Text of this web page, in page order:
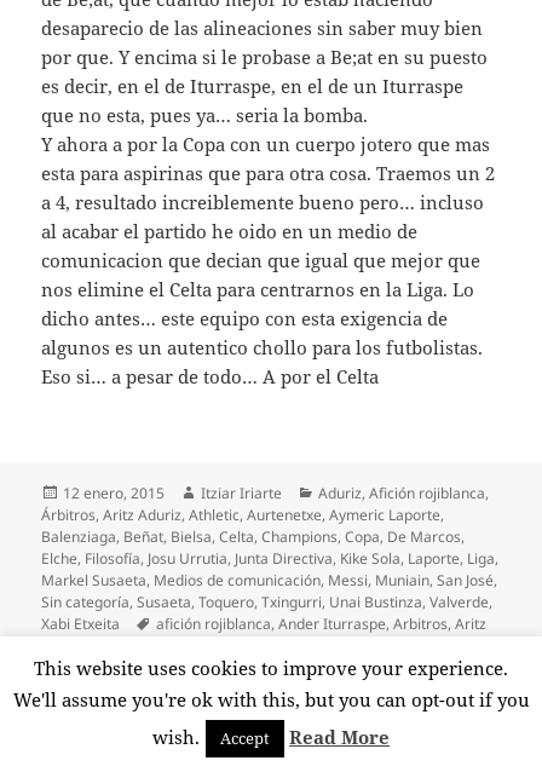
desaparecio de las alineaciones sin saber muy bien
por que. Y encima si le probase a Be;at en su puesto
es decir, en el de Iturraspe, en el de un Iturraspe
que no esta, pues ya… seria la bomba.
Y ahora a por la Copa con un cuerpo jotero que mas
esta para aspirinas que para otra cosa. Traemos un 2
a 4, resultado increiblemente bueno pero… incluso
al acabar el partido he oido en un medio de
comunicacion que decian que igual que mejor que
nos elimine el Celta para centrarnos en la Liga. Lo
dicho antes… este equipo con esta exigencia de
algunos es un autentico chollo para los futbolistas.
Eso si… a pesar de todo… A por el Celta
Publicado
el
12 enero, 2015 Autor
Itziar Iriarte Categorías
Aduriz,Afición rojiblanca,
Árbitros,Aritz Aduriz,Athletic,Aurtenetxe,Aymeric Laporte,
Balenziaga, Beñat, Bielsa,Celta,Champions,Copa, De Marcos,
Elche, Filosofía, Josu Urrutia, Junta Directiva, Kike Sola, Laporte, Liga,
Markel Susaeta, Medios de comunicación, Messi, Muniain,San José,
Sin categoría,Susaeta,Toquero,Txingurri, Unai Bustinza,Valverde,
Xabi Etxeita
Etiquetas
afición rojiblanca,Ander Iturraspe,Arbitros,Aritz
Celta,Champions,Copa,De Marcos,Elche,Gaizka Toquero,Iglesias
Villanueva
Iker Muniain, Josu Urrutia Junta directiva Liga
Mikel San José,Susaeta,Txingurri,Unai Bustinza, Valverde, Xabi
12 comentariosen Athletic, ¡es imposible jugar menos!
This website uses cookies to improve your experience.
We'll assume you're ok with this, but you can opt-out if you
wish.
Accept Read More